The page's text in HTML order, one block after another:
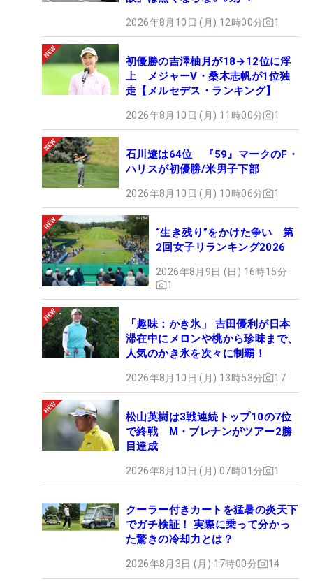
2026年8月10日 (月) 12時00分 1
初優勝の吉澤柚月が18→12位に浮
上 メジャーV・桑木志帆が1位独
走【メルセデス・ランキング】
2026年8月10日 (月) 11時00分 1
石川遼は64位 『59』マークのF・
ハリスが初優勝/米男子下部
2026年8月10日 (月) 10時06分 1
“生き残り”をかけた争い 第
2回女子リランキング2026
2026年8月9日 (日) 16時15分
1
「趣味：かき氷」 吉田優利が日本
滞在中にメロンや桃から珍味まで、
人気のかき氷を次々に制覇！
2026年8月10日 (月) 13時53分 17
松山英樹は3戦連続トップ10の7位
で終戦 M・ブレナンがツアー2勝
目達成
2026年8月10日 (月) 07時01分 1
クーラー付きカートを猛暑の炎天下
でガチ検証！ 実際に乗って分かっ
た驚きの冷却力とは？
2026年8月3日 (月) 17時00分 14